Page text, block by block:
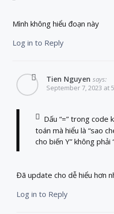
Mình không hiểu đoạn này
Log in to Reply
Tien Nguyen says:
September 7, 2023 at
Dấu “=” trong code
toán mà hiểu là “sao
cho biến Y” không phải
Đã update cho dễ hiểu hơn
Log in to Reply